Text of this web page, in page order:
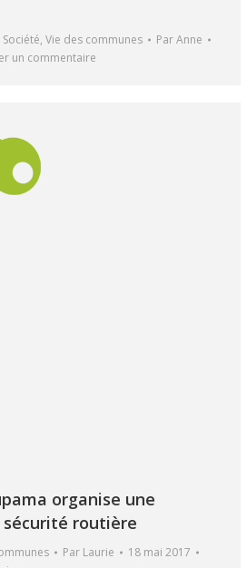
Société, Vie des communes ParAnne
un commentaire
organise une
routière
Par Laurie
18 mai 2017